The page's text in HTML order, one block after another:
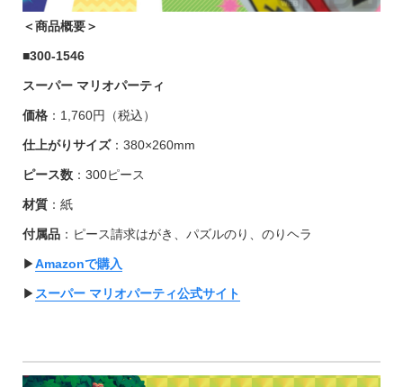
＜商品概要＞
■300-1546
スーパー マリオパーティ
価格：1,760円（税込）
仕上がりサイズ：380×260mm
ピース数：300ピース
材質：紙
付属品：ピース請求はがき、パズルのり、のりヘラ
▶︎Amazonで購入
▶︎ スーパー マリオパーティ公式サイト